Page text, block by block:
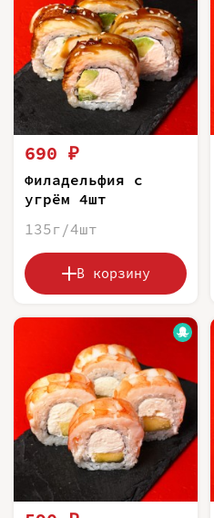
690 ₽
Филадельфия с
угрём 4шт
135г/4шт
В корзину